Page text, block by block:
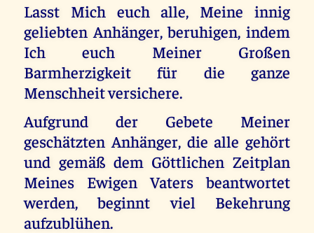
Lasst Mich euch alle, Meine innig
geliebten Anhänger, beruhigen, indem
Ich euch Meiner Großen
Barmherzigkeit für die ganze
Menschheit versichere.
Aufgrund der Gebete Meiner
geschätzten Anhänger, die alle gehört
und gemäß dem Göttlichen Zeitplan
Meines Ewigen Vaters beantwortet
werden, beginnt viel Bekehrung
aufzublühen.